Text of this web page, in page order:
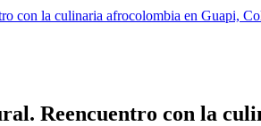
con la culinaria afrocolombia en Guapi,
Reencuentro con la